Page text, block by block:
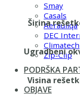
Smay
Casals
Aerauliqa
DEC
Climatech
Zip-Clip
PODRŠKA
OBJAVE
Širina
Ugradbeni
Visina